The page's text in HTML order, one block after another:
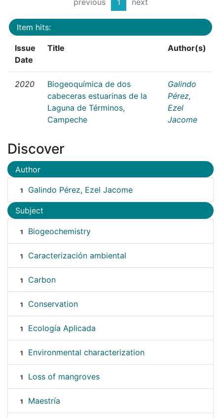
previous 1 next
Item hits:
Issue
Date
Title Author(s)
2020
Biogeoquímica de dos
cabeceras estuarinas de la
Laguna de Términos,
Campeche
Galindo
Pérez,
Ezel
Jacome
Discover
Author
1 Galindo Pérez, Ezel Jacome
Subject
1 Biogeochemistry
1 Caracterización ambiental
1 Carbon
1 Conservation
1 Ecología Aplicada
1 Environmental characterization
1 Loss of mangroves
1 Maestría